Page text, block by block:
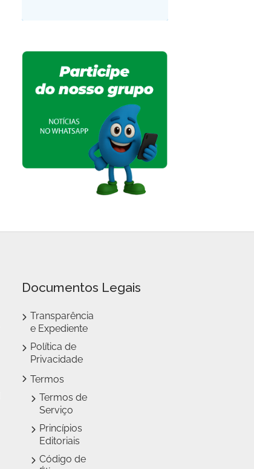
Documentos Legais
Transparência
e Expediente
Política de
Privacidade
Termos
Termos de
Serviço
Princípios
Editoriais
Código de